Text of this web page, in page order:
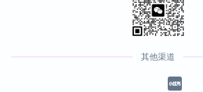
其他渠道